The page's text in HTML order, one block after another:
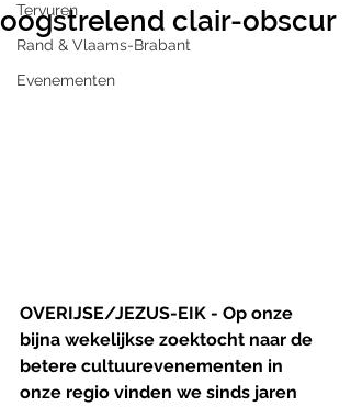
Tervuren
Rand & Vlaams-Brabant
Evenementen
oogstrelend clair-obscur
OVERIJSE/JEZUS-EIK - Op onze
bijna wekelijkse zoektocht naar de
betere cultuurevenementen in
onze regio vinden we sinds jaren